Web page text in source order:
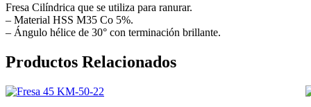
D20
cantidad
Fresa Cilíndrica que se utiliza para ranurar.
– Material HSS M35 Co 5%.
– Ángulo hélice de 30° con terminación brillante.
Productos Relacionados